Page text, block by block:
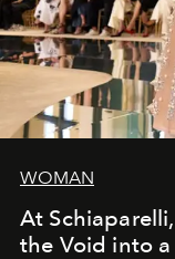
WOMAN
At
the Void into